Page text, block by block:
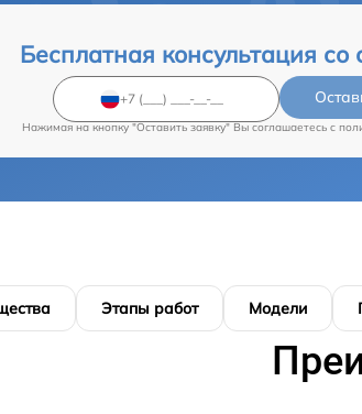
Бесплатная консультация со
Нажимая на кнопку "Оставить заявку" Вы соглашаетесь c
Этапы работ Модели